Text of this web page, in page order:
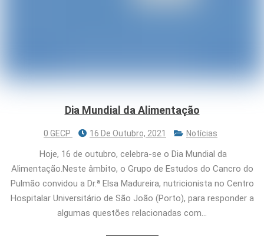
Dia Mundial da Alimentação
0 GECP 16 De Outubro, 2021 Notícias
Hoje, 16 de outubro, celebra-se o Dia Mundial da
Alimentação.Neste âmbito, o Grupo de Estudos do Cancro do
Pulmão convidou a Dr.ª Elsa Madureira, nutricionista no Centro
Hospitalar Universitário de São João (Porto), para responder a
algumas questões relacionadas com…